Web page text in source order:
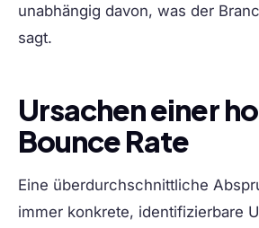
unabhängig davon, was der
sagt.
Ursachen einer
Bounce Rate
Eine überdurchschnittliche
immer konkrete, identifizierbare